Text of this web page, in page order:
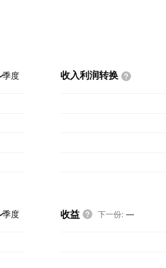
季度 收入利润转换
季度 收益 下一份: —